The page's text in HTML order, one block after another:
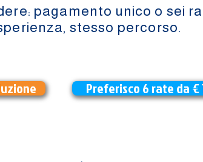
pagamento unico o sei
stesso percorso.
Preferisco 6 rate da €